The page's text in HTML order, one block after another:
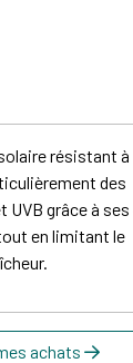
résistant à
des
grâce à ses
en limitant le
achats